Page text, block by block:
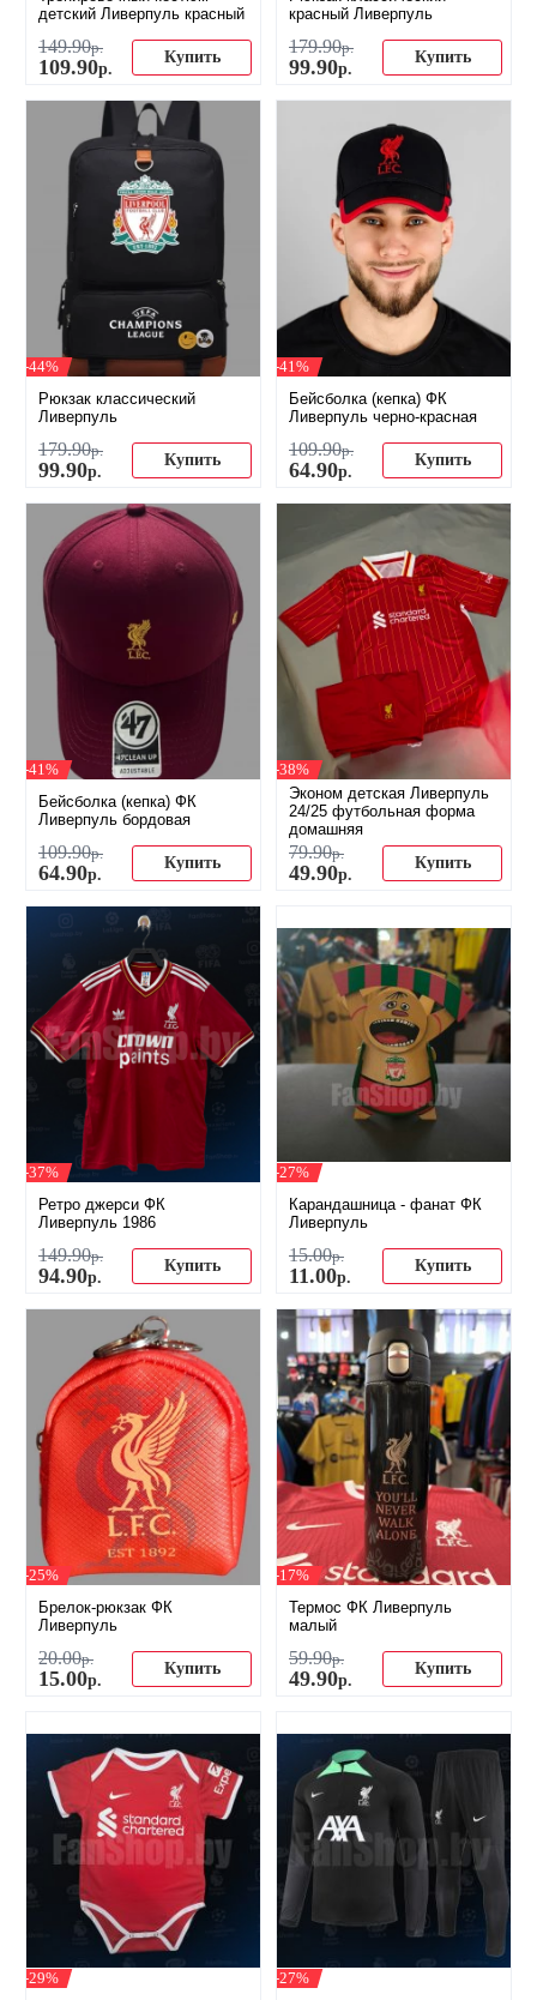
детский Ливерпуль красный
149.90р.
109.90р.
Купить
красный Ливерпуль
179.90р.
99.90р.
Купить
-44%
Рюкзак классический
Ливерпуль
179.90р.
99.90р.
Купить
-41%
Бейсболка (кепка) ФК
Ливерпуль черно-красная
109.90р.
64.90р.
Купить
-41%
Бейсболка (кепка) ФК
Ливерпуль бордовая
109.90р.
64.90р.
Купить
-38%
Эконом детская Ливерпуль
24/25 футбольная форма
домашняя
79.90р.
49.90р.
Купить
-37%
Ретро джерси ФК
Ливерпуль 1986
149.90р.
94.90р.
Купить
-27%
Карандашница - фанат ФК
Ливерпуль
15.00р.
11.00р.
Купить
-25%
Брелок-рюкзак ФК
Ливерпуль
20.00р.
15.00р.
Купить
-17%
Термос ФК Ливерпуль
малый
59.90р.
49.90р.
Купить
-29%
-27%